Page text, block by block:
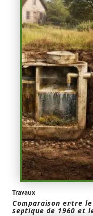
Travaux
Comparaison entre le
septique de 1960 et